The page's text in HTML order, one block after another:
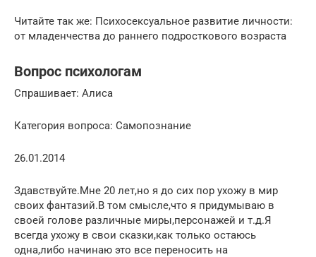
Читайте так же: Психосексуальное развитие личности:
от младенчества до раннего подросткового возраста
Вопрос психологам
Спрашивает: Алиса
Категория вопроса: Самопознание
26.01.2014
Здавствуйте.Мне 20 лет,но я до сих пор ухожу в мир
своих фантазий.В том смысле,что я придумываю в
своей голове различные миры,персонажей и т.д.Я
всегда ухожу в свои сказки,как только остаюсь
одна,либо начинаю это все переносить на